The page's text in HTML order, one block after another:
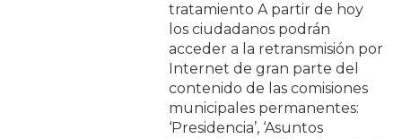
tratamiento A partir de hoy
los ciudadanos podrán
acceder a la retransmisión por
Internet de gran parte del
contenido de las comisiones
municipales permanentes:
‘Presidencia’, ‘Asuntos